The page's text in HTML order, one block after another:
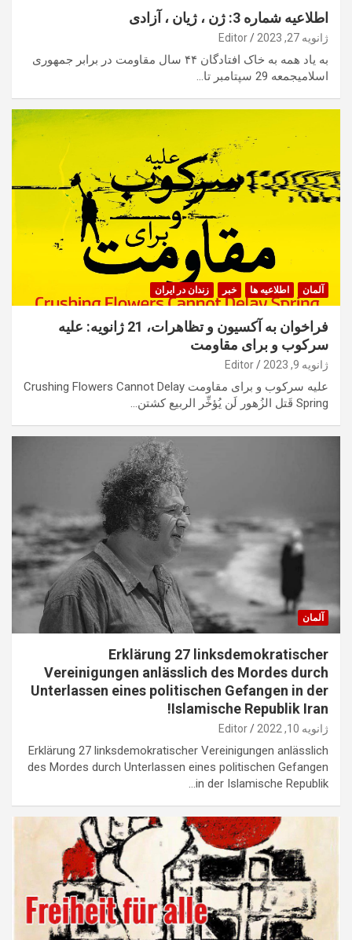
اطلاعیه شماره 3: ژن ، ژیان ، آزادی
ژانویه 27, 2023 Editor
به یاد همه به خاک افتادگان ۴۴ سال مقاومت در برابر جمهوری
اسلامیجمعه 29 سپتامبر تا…
آلمان اطلاعیه ها خبر زندان در ایران
فراخوان به آکسیون و تظاهرات، 21 ژانویه: علیه
سرکوب و برای مقاومت
ژانویه 9, 2023 Editor
علیه سرکوب و برای مقاومت Crushing Flowers Cannot Delay
Spring قَتل الزُهور لَن يُؤخِّر الربيع کشتن…
آلمان
Erklärung 27 linksdemokratischer
Vereinigungen anlässlich des Mordes durch
Unterlassen eines politischen Gefangen in der
Islamische Republik Iran!
ژانویه 10, 2022 Editor
Erklärung 27 linksdemokratischer Vereinigungen anlässlich
des Mordes durch Unterlassen eines politischen Gefangen
in der Islamische Republik…